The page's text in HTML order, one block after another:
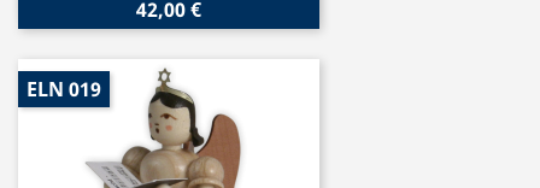
42,00 €
ELN 019